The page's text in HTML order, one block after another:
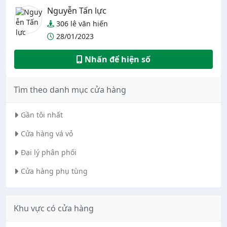
Nguyễn Tấn lực
306 lê văn hiến
28/01/2023
Nhấn để hiện số
Tìm theo danh mục cửa hàng
Gần tôi nhất
Cửa hàng vá vỏ
Đại lý phân phối
Cửa hàng phụ tùng
Khu vực có cửa hàng